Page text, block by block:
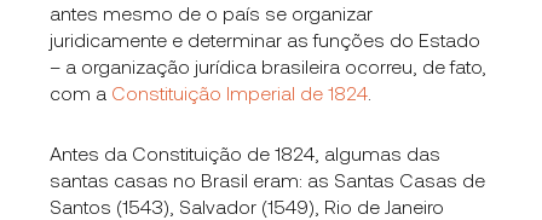
antes mesmo de o país se organizar
juridicamente e determinar as funções do Estado
– a organização jurídica brasileira ocorreu, de fato,
com a Constituição Imperial de 1824
Antes da Constituição de 1824, algumas das
santas casas no Brasil eram: as Santas Casas de
Santos (1543), Salvador (1549), Rio de Janeiro